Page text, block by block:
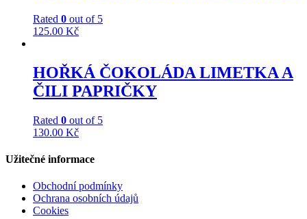
Rated 0 out of 5
125.00 Kč
HOŘKÁ ČOKOLÁDA LIMETKA A
ČILI PAPRIČKY
Rated 0 out of 5
130.00 Kč
Užitečné informace
Obchodní podmínky
Ochrana osobních údajů
Cookies